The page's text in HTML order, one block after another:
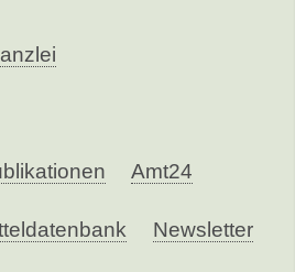
Amt24
Newsletter